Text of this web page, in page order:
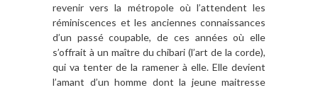
revenir vers la métropole où l’attendent les
réminiscences et les anciennes connaissances
d’un passé coupable, de ces années où elle
s’offrait à un maître du chibari (l’art de la corde),
qui va tenter de la ramener à elle. Elle devient
l’amant d’un homme dont la jeune maitresse